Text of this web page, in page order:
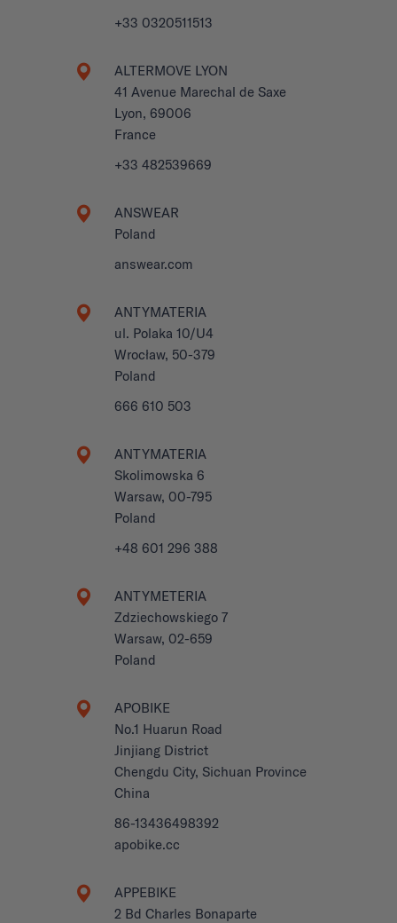
+33 0320511513
ALTERMOVE LYON
41 Avenue Marechal de Saxe
Lyon, 69006
France
+33 482539669
ANSWEAR
Poland
answear.com
ANTYMATERIA
ul. Polaka 10/U4
Wrocław, 50-379
Poland
666 610 503
ANTYMATERIA
Skolimowska 6
Warsaw, 00-795
Poland
+48 601 296 388
ANTYMETERIA
Zdziechowskiego 7
Warsaw, 02-659
Poland
APOBIKE
No.1 Huarun Road
Jinjiang District
Chengdu City, Sichuan Province
China
86-13436498392
apobike.cc
APPEBIKE
2 Bd Charles Bonaparte